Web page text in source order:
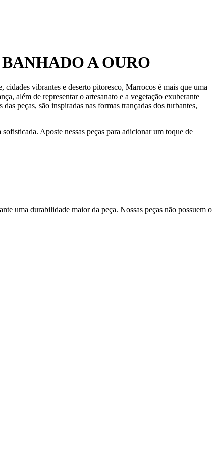
A OURO
vibrantes e deserto pitoresco, Marrocos é mais que uma
além de representar o artesanato e a vegetação exuberante
peças, são inspiradas nas formas trançadas dos turbantes,
Aposte nessas peças para adicionar um toque de
uma durabilidade maior da peça. Nossas peças não possuem o